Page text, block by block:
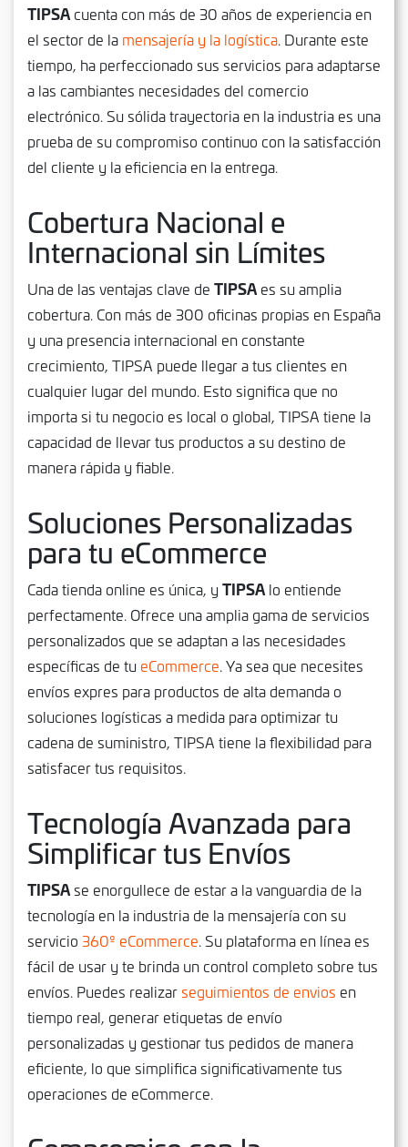
TIPSA cuenta con más de 30 años de experiencia en
el sector de la mensajería y la logística. Durante este
tiempo, ha perfeccionado sus servicios para adaptarse
a las cambiantes necesidades del comercio
electrónico. Su sólida trayectoria en la industria es una
prueba de su compromiso continuo con la satisfacción
del cliente y la eficiencia en la entrega.
Cobertura Nacional e
Internacional sin Límites
Una de las ventajas clave de TIPSA es su amplia
cobertura. Con más de 300 oficinas propias en España
y una presencia internacional en constante
crecimiento, TIPSA puede llegar a tus clientes en
cualquier lugar del mundo. Esto significa que no
importa si tu negocio es local o global, TIPSA tiene la
capacidad de llevar tus productos a su destino de
manera rápida y fiable.
Soluciones Personalizadas
para tu eCommerce
Cada tienda online es única, y TIPSA lo entiende
perfectamente. Ofrece una amplia gama de servicios
personalizados que se adaptan a las necesidades
específicas de tu eCommerce. Ya sea que necesites
envíos expres para productos de alta demanda o
soluciones logísticas a medida para optimizar tu
cadena de suministro, TIPSA tiene la flexibilidad para
satisfacer tus requisitos.
Tecnología Avanzada para
Simplificar tus Envíos
TIPSA se enorgullece de estar a la vanguardia de la
tecnología en la industria de la mensajería con su
servicio 360º eCommerce. Su plataforma en línea es
fácil de usar y te brinda un control completo sobre tus
envíos. Puedes realizar seguimientos de envios en
tiempo real, generar etiquetas de envío
personalizadas y gestionar tus pedidos de manera
eficiente, lo que simplifica significativamente tus
operaciones de eCommerce.